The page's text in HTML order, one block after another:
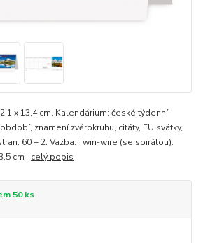
x 13,4 cm. Kalendárium: české týdenní
znamení zvěrokruhu, citáty, EU svátky,
60 + 2. Vazba: Twin-wire (se spirálou).
cm celý popis
50 ks